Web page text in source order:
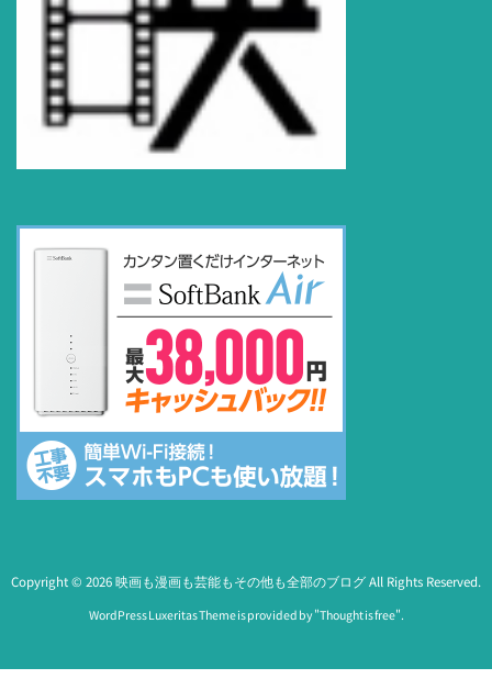
Copyright © 2026映画も漫画も芸能もその他も全部のブログAll Rights Reserved.
WordPress Luxeritas Theme is provided by "Thought is free".